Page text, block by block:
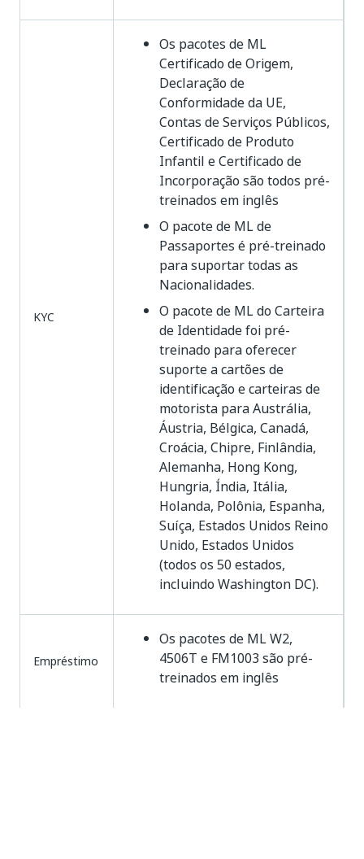
KYC
Os pacotes de ML
Certificado de Origem,
Declaração de
Conformidade da UE,
Contas de Serviços Públicos,
Certificado de Produto
Infantil e Certificado de
Incorporação são todos pré-
treinados em inglês
O pacote de ML de
Passaportes é pré-treinado
para suportar todas as
Nacionalidades.
O pacote de ML do Carteira
de Identidade foi pré-
treinado para oferecer
suporte a cartões de
identificação e carteiras de
motorista para Austrália,
Áustria, Bélgica, Canadá,
Croácia, Chipre, Finlândia,
Alemanha, Hong Kong,
Hungria, Índia, Itália,
Holanda, Polônia, Espanha,
Suíça, Estados Unidos Reino
Unido, Estados Unidos
(todos os 50 estados,
incluindo Washington DC).
Empréstimo
Os pacotes de ML W2,
4506T e FM1003 são pré-
treinados em inglês